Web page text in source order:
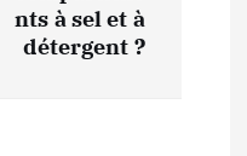
nts à sel et à
détergent ?